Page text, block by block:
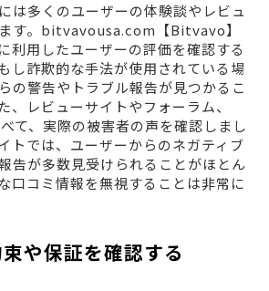
は多くのユーザーの体験談やレビュ
す。bitvavousa.com【Bitvavo】
利用したユーザーの評価を確認する
し詐欺的な手法が使用されている場
の警告やトラブル報告が見つかるこ
、レビューサイトやフォーラム、
て、実際の被害者の声を確認しまし
トでは、ユーザーからのネガティブ
告が多数見受けられることがほとん
口コミ情報を無視することは非常に
や保証を確認する